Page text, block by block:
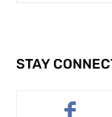
STAY